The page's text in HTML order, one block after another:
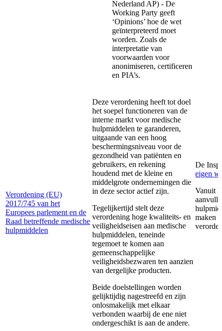
Nederland AP) - De
Working Party geeft
‘Opinions’ hoe de wet
geïnterpreteerd moet
worden. Zoals de
interpretatie van
voorwaarden voor
anonimiseren, certificeren
en PIA’s.
Verordening (EU)
2017/745 van het
Europees parlement en de
Raad betreffende medische
hulpmiddelen
Deze verordening heeft tot doel
het soepel functioneren van de
interne markt voor medische
hulpmiddelen te garanderen,
uitgaande van een hoog
beschermingsniveau voor de
gezondheid van patiënten en
gebruikers, en rekening
houdend met de kleine en
middelgrote ondernemingen die
in deze sector actief zijn.
Tegelijkertijd stelt deze
verordening hoge kwaliteits- en
veiligheidseisen aan medische
hulpmiddelen, teneinde
tegemoet te komen aan
gemeenschappelijke
veiligheidsbezwaren ten aanzien
van dergelijke producten.
Beide doelstellingen worden
gelijktijdig nagestreefd en zijn
onlosmakelijk met elkaar
verbonden waarbij de ene niet
ondergeschikt is aan de andere.
De
eigen
Vanuit
maken